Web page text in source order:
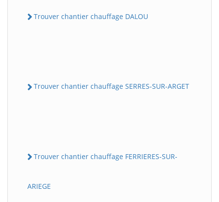
Trouver chantier chauffage DALOU
Trouver chantier chauffage SERRES-SUR-ARGET
Trouver chantier chauffage FERRIERES-SUR-
ARIEGE